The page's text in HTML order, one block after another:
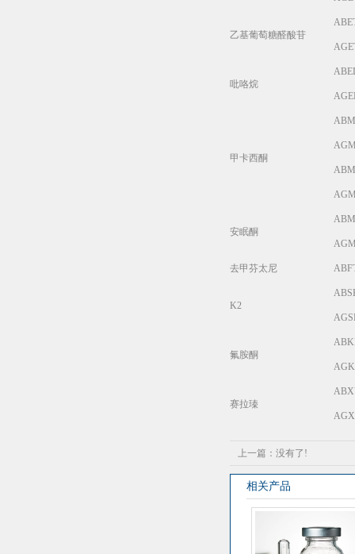
乙基葡萄糖醛酸苷
吡咯烷
甲卡西酮
安眠酮
去甲芬太尼
K2
氟胺酮
赛拉瑧
上一篇：没有了!
相关产品